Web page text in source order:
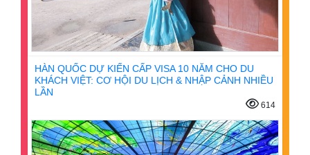
HÀN QUỐC DỰ KIẾN CẤP VISA 10 NĂM CHO DU
KHÁCH VIỆT: CƠ HỘI DU LỊCH & NHẬP CẢNH NHIỀU
LẦN
614